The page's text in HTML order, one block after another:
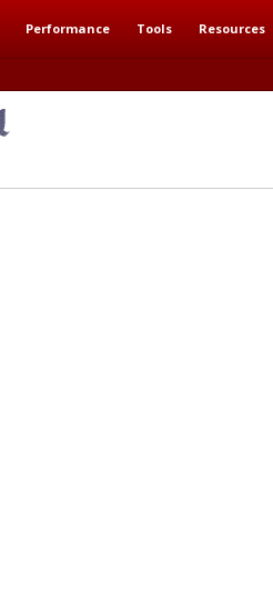
Performance Tools Resources